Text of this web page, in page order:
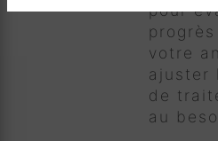
pour
progrès
votre
ajuster
de
au